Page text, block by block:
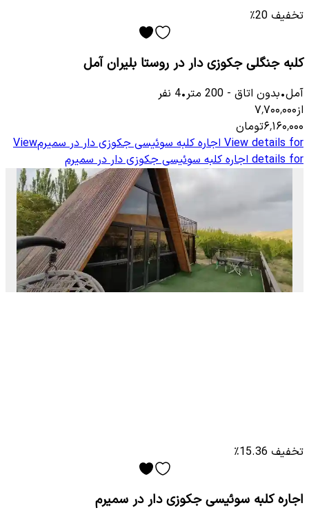
تخفیف 20٪
کلبه جنگلی جکوزی دار در روستا بلیران آمل
آمل•بدون اتاق -
200 متر•
4 نفر
از۷٬۷۰۰٬۰۰۰
۶٬۱۶۰٬۰۰۰تومان
View details for اجاره کلبه سوئیسی جکوزی دار در سمیرمView
details for اجاره کلبه سوئیسی جکوزی دار در سمیرم
تخفیف 15.36٪
اجاره کلبه سوئیسی جکوزی دار در سمیرم